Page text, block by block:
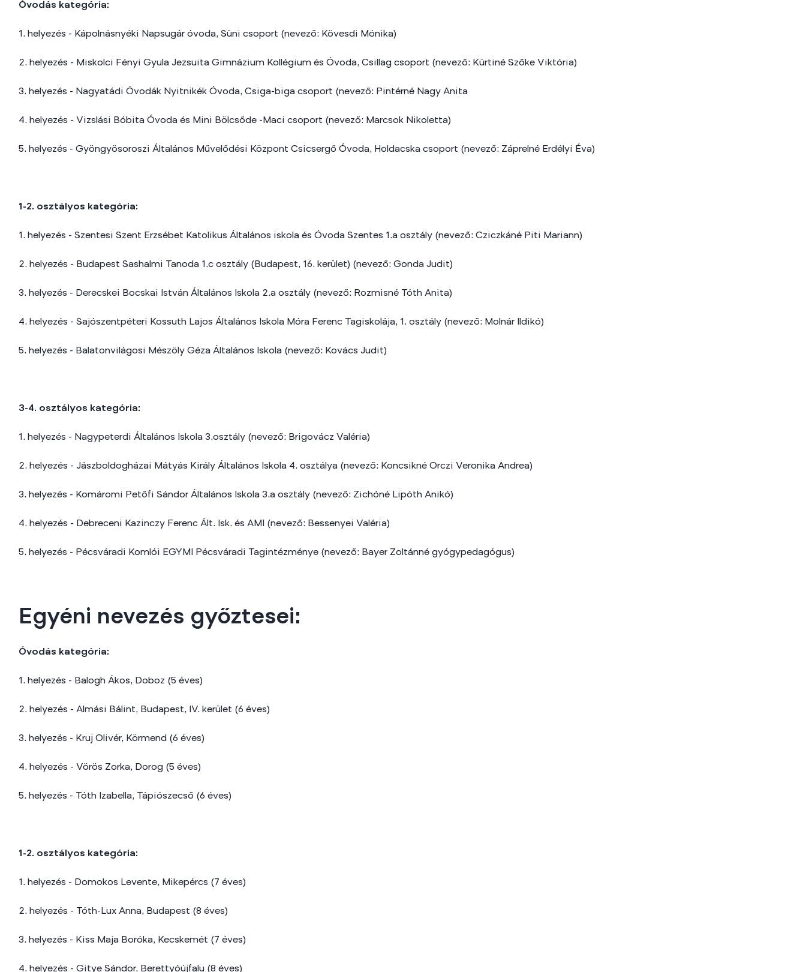
Óvodás kategória:
1. helyezés - Kápolnásnyéki Napsugár óvoda, Süni csoport (nevező: Kövesdi Mónika)
2. helyezés - Miskolci Fényi Gyula Jezsuita Gimnázium Kollégium és Óvoda, Csillag csoport (nevező: Kürtiné Szőke Viktória)
3. helyezés - Nagyatádi Óvodák Nyitnikék Óvoda, Csiga-biga csoport (nevező: Pintérné Nagy Anita
4. helyezés - Vizslási Bóbita Óvoda és Mini Bölcsőde -Maci csoport (nevező: Marcsok Nikoletta)
5. helyezés - Gyöngyösoroszi Általános Művelődési Központ Csicsergő Óvoda, Holdacska csoport (nevező: Záprelné Erdélyi Éva)
1-2. osztályos kategória:
1. helyezés - Szentesi Szent Erzsébet Katolikus Általános iskola és Óvoda Szentes 1.a osztály (nevező: Cziczkáné Piti Mariann)
2. helyezés - Budapest Sashalmi Tanoda 1.c osztály (Budapest, 16. kerület) (nevező: Gonda Judit)
3. helyezés - Derecskei Bocskai István Általános Iskola 2.a osztály (nevező: Rozmisné Tóth Anita)
4. helyezés - Sajószentpéteri Kossuth Lajos Általános Iskola Móra Ferenc Tagiskolája, 1. osztály (nevező: Molnár Ildikó)
5. helyezés - Balatonvilágosi Mészöly Géza Általános Iskola (nevező: Kovács Judit)
3-4. osztályos kategória:
1. helyezés - Nagypeterdi Általános Iskola 3.osztály (nevező: Brigovácz Valéria)
2. helyezés - Jászboldogházai Mátyás Király Általános Iskola 4. osztálya (nevező: Koncsikné Orczi Veronika Andrea)
3. helyezés - Komáromi Petőfi Sándor Általános Iskola 3.a osztály (nevező: Zichóné Lipóth Anikó)
4. helyezés - Debreceni Kazinczy Ferenc Ált. Isk. és AMI (nevező: Bessenyei Valéria)
5. helyezés - Pécsváradi Komlói EGYMI Pécsváradi Tagintézménye (nevező: Bayer Zoltánné gyógypedagógus)
Egyéni nevezés győztesei:
Óvodás kategória:
1. helyezés - Balogh Ákos, Doboz (5 éves)
2. helyezés - Almási Bálint, Budapest, IV. kerület (6 éves)
3. helyezés - Kruj Olivér, Körmend (6 éves)
4. helyezés - Vörös Zorka, Dorog (5 éves)
5. helyezés - Tóth Izabella, Tápiószecső (6 éves)
1-2. osztályos kategória:
1. helyezés - Domokos Levente, Mikepércs (7 éves)
2. helyezés - Tóth-Lux Anna, Budapest (8 éves)
3. helyezés - Kiss Maja Boróka, Kecskemét (7 éves)
4. helyezés - Gitye Sándor, Berettyóújfalu (8 éves)